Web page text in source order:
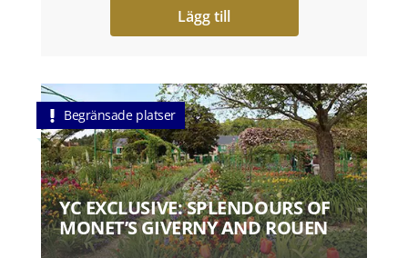
Lägg till
Begränsade platser
YC EXCLUSIVE: SPLENDOURS OF
MONET’S GIVERNY AND ROUEN